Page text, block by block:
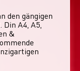
den gängigen
A4, A5,
&